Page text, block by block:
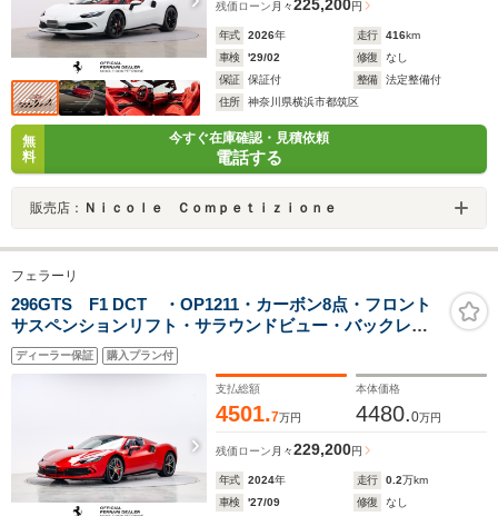
残価ローン 月々225,200円
年式 2026年 走行 416km
車検
'29/02 修復
なし
保証
保証付 整備
法定整備付
住所
神奈川県横浜市都筑区
無
料
今すぐ在庫確認・見積依頼
電話する
販売店： Ｎｉｃｏｌｅ Ｃｏｍｐｅｔｉｚｉｏｎｅ
フェラーリ
296GTS F1 DCT ・OP1211・カーボン8点・フロント
サスペンションリフト・サラウンドビュー・バックレー
ダー・スペシャルカラー・スポーツシートリフター・レ
ザーヘッドライナー・カラードステアリングホイール
ディーラー保証 購入プラン付
支払総額
4501.7万円
本体価格
4480.0万円
残価ローン 月々229,200円
年式 2024年 走行 0.2万km
車検
'27/09 修復
なし